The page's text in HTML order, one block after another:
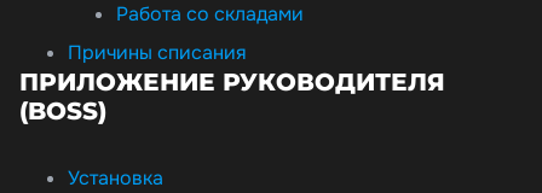
Работа со складами
Причины списания
ПРИЛОЖЕНИЕ РУКОВОДИТЕЛЯ
(BOSS)
Установка